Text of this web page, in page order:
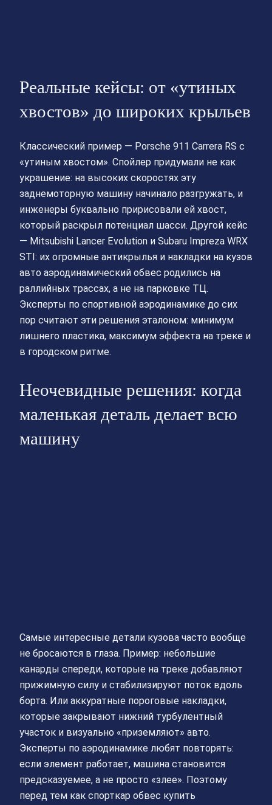
Реальные кейсы: от «утиных
хвостов» до широких крыльев
Классический пример — Porsche 911 Carrera RS с
«утиным хвостом». Спойлер придумали не как
украшение: на высоких скоростях эту
заднемоторную машину начинало разгружать, и
инженеры буквально пририсовали ей хвост,
который раскрыл потенциал шасси. Другой кейс
— Mitsubishi Lancer Evolution и Subaru Impreza WRX
STI: их огромные антикрылья и накладки на кузов
авто аэродинамический обвес родились на
раллийных трассах, а не на парковке ТЦ.
Эксперты по спортивной аэродинамике до сих
пор считают эти решения эталоном: минимум
лишнего пластика, максимум эффекта на треке и
в городском ритме.
Неочевидные решения: когда
маленькая деталь делает всю
машину
Самые интересные детали кузова часто вообще
не бросаются в глаза. Пример: небольшие
канарды спереди, которые на треке добавляют
прижимную силу и стабилизируют поток вдоль
борта. Или аккуратные пороговые накладки,
которые закрывают нижний турбулентный
участок и визуально «приземляют» авто.
Эксперты по аэродинамике любят повторять:
если элемент работает, машина становится
предсказуемее, а не просто «злее». Поэтому
перед тем как спорткар обвес купить